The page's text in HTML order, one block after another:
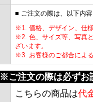
■ ご注文の際は、以下内
※1. 価格、デザイン、仕
※2. 色、サイズ等、写真
ざいます。
※3. お客様のご都合によ
※ご注文の際は必ずお
こちらの商品は代